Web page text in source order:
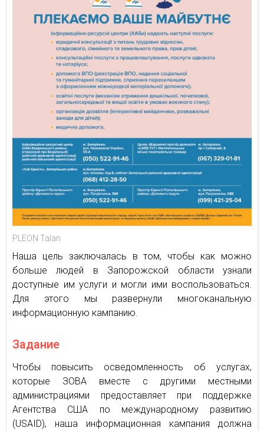
PLEON Talan
Наша цель заключалась в том, чтобы как можно
больше людей в Запорожской области узнали
доступные им услуги и могли ими воспользоваться.
Для этого мы развернули многоканальную
информационную кампанию.
Задание
Чтобы повысить осведомленность об услугах,
которые ЗОВА вместе с другими местными
администрациями предоставляет при поддержке
Агентства США по международному развитию
(USAID), наша информационная кампания должна